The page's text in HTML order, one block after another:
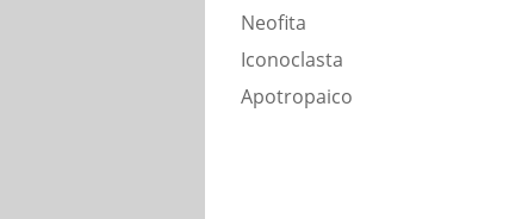
Neofita
Iconoclasta
Apotropaico